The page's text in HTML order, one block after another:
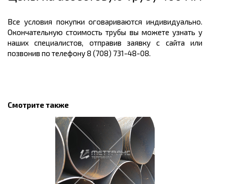
Все условия покупки оговариваются индивидуально.
Окончательную стоимость трубы вы можете узнать у
наших специалистов, отправив заявку с сайта или
позвонив по телефону 8 (708) 731-48-08.
Смотрите также